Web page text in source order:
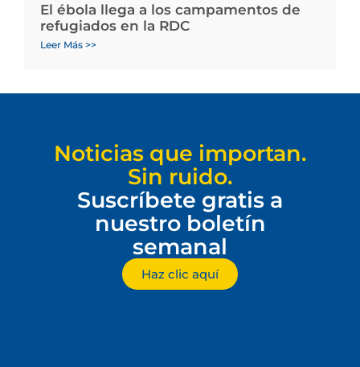
El ébola llega a los campamentos de
refugiados en la RDC
Leer Más >>
Noticias que importan.
Sin ruido.
Suscríbete gratis a
nuestro boletín
semanal
Haz clic aquí